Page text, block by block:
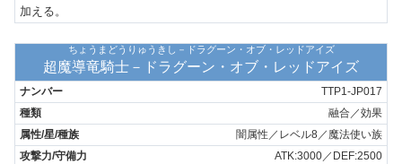
加える。
ちょうまどうりゅうきし－ドラグーン・オブ・レッドアイズ
超魔導竜騎士－ドラグーン・オブ・レッドアイズ
TTP1-JP017
融合／効果
闇属性／レベル8／魔法使い族
ATK:3000／DEF:2500